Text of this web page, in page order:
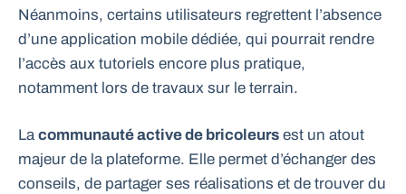
Néanmoins, certains utilisateurs regrettent l’absence
d’une application mobile dédiée, qui pourrait rendre
l’accès aux tutoriels encore plus pratique,
notamment lors de travaux sur le terrain.
Lacommunauté active de bricoleurs est un atout
majeur de la plateforme. Elle permet d’échanger des
conseils, de partager ses réalisations et de trouver du